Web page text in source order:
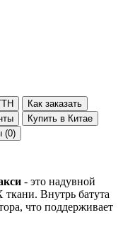
Как заказать
Купить в Китае
(0)
- это надувной
Внутрь батута
что поддерживает